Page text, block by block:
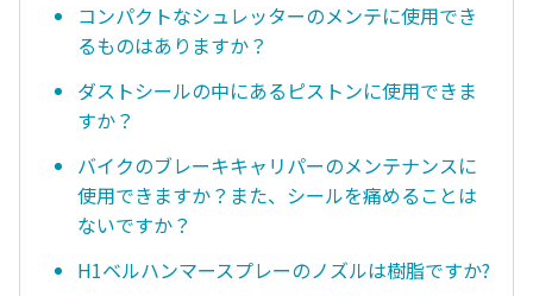
コンパクトなシュレッターのメンテに使用でき
るものはありますか？
ダストシールの中にあるピストンに使用できま
すか？
バイクのブレーキキャリパーのメンテナンスに
使用できますか？また、シールを痛めることは
ないですか？
H1ベルハンマースプレーのノズルは樹脂ですか?